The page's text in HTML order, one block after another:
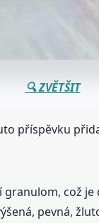
🔍 ZVĚTŠIT
příspěvku
granulom, což je
pevná,